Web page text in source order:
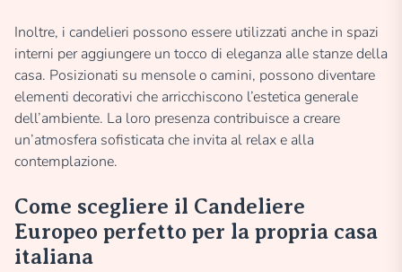
Inoltre, i candelieri possono essere utilizzati anche in spazi
interni per aggiungere un tocco di eleganza alle stanze della
casa. Posizionati su mensole o camini, possono diventare
elementi decorativi che arricchiscono l’estetica generale
dell’ambiente. La loro presenza contribuisce a creare
un’atmosfera sofisticata che invita al relax e alla
contemplazione.
Come scegliere il Candeliere
Europeo perfetto per la propria casa
italiana